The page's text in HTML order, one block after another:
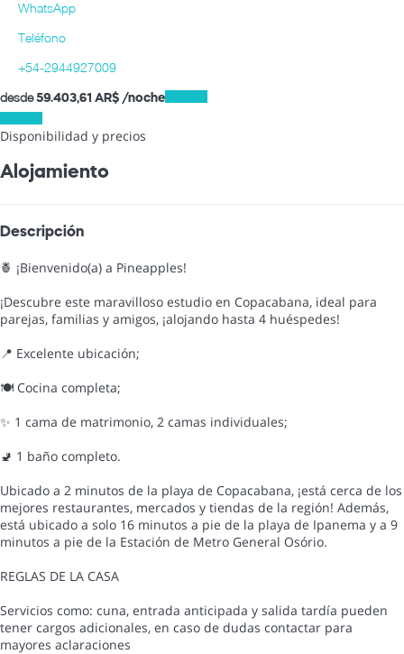
WhatsApp
Teléfono
+54-2944927009
desde59.403,61 AR$ /noche
Disponibilidad y precios
Alojamiento
Descripción
🍍 ¡Bienvenido(a) a Pineapples!
¡Descubre este maravilloso estudio en Copacabana, ideal para
parejas, familias y amigos, ¡alojando hasta 4 huéspedes!
📍 Excelente ubicación;
🍽️ Cocina completa;
✨ 1 cama de matrimonio, 2 camas individuales;
🚽 1 baño completo.
Ubicado a 2 minutos de la playa de Copacabana, ¡está cerca de los
mejores restaurantes, mercados y tiendas de la región! Además,
está ubicado a solo 16 minutos a pie de la playa de Ipanema y a 9
minutos a pie de la Estación de Metro General Osório.
REGLAS DE LA CASA
Servicios como: cuna, entrada anticipada y salida tardía pueden
tener cargos adicionales, en caso de dudas contactar para
mayores aclaraciones